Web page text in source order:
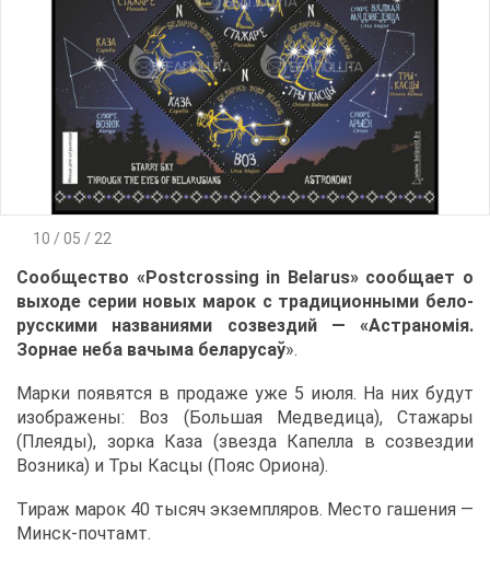
10 / 05 / 22
Со­об­ще­ство «Postcrossing in Belarus» со­об­ща­ет о
вы­хо­де се­рии но­вых ма­рок с тра­ди­ци­он­ны­ми бе­ло­
рус­ски­ми на­зва­ни­я­ми со­звез­дий — «Аст­ра­номія.
Зор­нае неба ва­чы­ма бе­ла­ру­саў».
Мар­ки по­явят­ся в про­да­же уже 5 июля. На них бу­дут
изоб­ра­же­ны: Воз (Боль­шая Мед­ве­ди­ца), Ста­жа­ры
(Пле­я­ды), зор­ка Ка­за (звез­да Ка­пел­ла в со­звез­дии
Воз­ни­ка) и Тры Кас­цы (По­яс Ори­о­на).
Ти­раж ма­рок 40 ты­сяч эк­зем­пля­ров. Ме­сто га­ше­ния —
Минск-поч­тамт.